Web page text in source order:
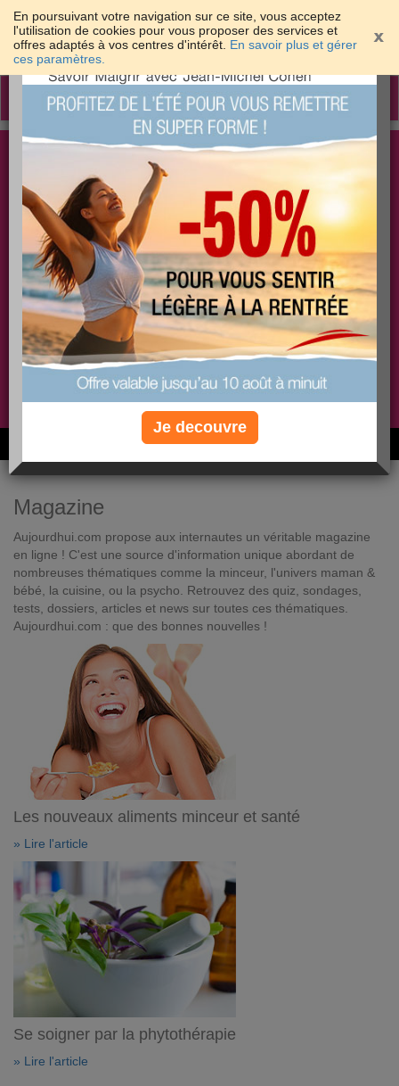
En poursuivant votre navigation sur ce site, vous acceptez
l'utilisation de cookies pour vous proposer des services et
offres adaptés à vos centres d'intérêt. En savoir plus et gérer
ces paramètres.
Toggle
Les meilleures solutions pour maigrir et être bien
dans sa peau
PLUS
EFFICACE
PLUS
SANTÉ
PLUS
COACHING
Non, je préfère le régime gratuit
6M de personnes ont maigri et réappris à manger avec nous
Magazine
Aujourdhui.com propose aux internautes un véritable magazine
en ligne ! C'est une source d'information unique abordant de
nombreuses thématiques comme la minceur, l'univers maman &
bébé, la cuisine, ou la psycho. Retrouvez des quiz, sondages,
tests, dossiers, articles et news sur toutes ces thématiques.
Aujourdhui.com : que des bonnes nouvelles !
Les nouveaux aliments minceur et santé
» Lire l'article
Se soigner par la phytothérapie
» Lire l'article
×
Je decouvre